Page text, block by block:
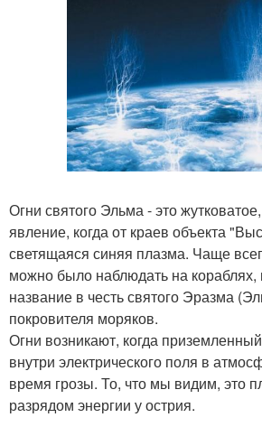
Огни святого Эльма - это
явление, когда от краев объекта
светящаяся синяя плазма. Чаще
можно было наблюдать на кораблях,
название в честь святого Эразма
покровителя моряков.
Огни возникают, когда
внутри электрического поля в
время грозы. То, что мы видим, это
разрядом энергии у острия.